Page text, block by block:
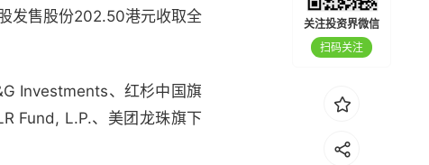
发售股份202.50港元收取全
Investments、红杉中国旗
Fund, L.P.、美团龙珠旗下
关注投资界微信
扫码关注